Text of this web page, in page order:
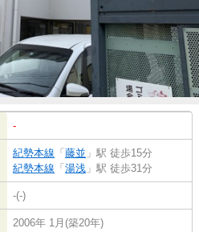
-
紀勢本線 「 藤並 」駅 徒歩15分
紀勢本線 「 湯浅 」駅 徒歩31分
-(-)
2006年 1月(築20年)